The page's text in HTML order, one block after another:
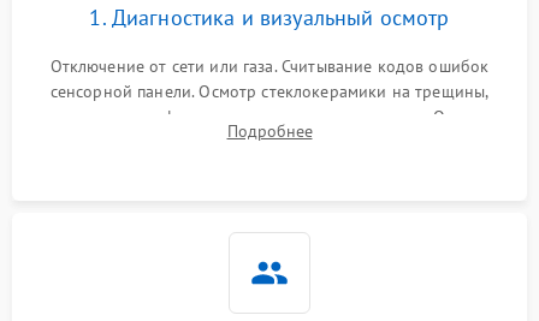
1. Диагностика и визуальный осмотр
Отключение от сети или газа. Считывание кодов ошибок
сенсорной панели. Осмотр стеклокерамики на трещины,
проверка конфорок на равномерность нагрева. Опрос
клиента о симптомах (не включается, не видит посуду,
Подробнее